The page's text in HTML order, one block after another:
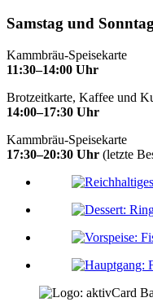
Samstag und
Kammbräu-Speisekarte
11:30–14:00 Uhr
Brotzeitkarte, Kaffee und
14:00–17:30 Uhr
Kammbräu-Speisekarte
17:30–20:30 Uhr (letzte